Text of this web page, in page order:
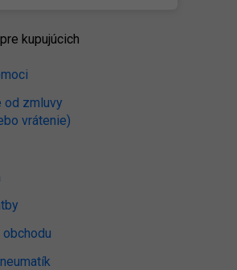
kupujúcich
od zmluvy
vrátenie)